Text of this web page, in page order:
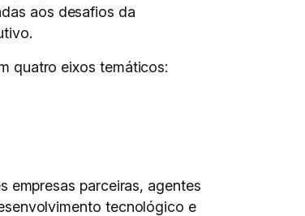
aos desafios da
quatro eixos temáticos:
empresas parceiras, agentes
tecnológico e